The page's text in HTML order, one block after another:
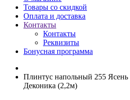
Товары со скидкой
Оплата и доставка
Контакты
Контакты
Реквизиты
Бонусная программа
Плинтус напольный 255
Деконика (2,2м)